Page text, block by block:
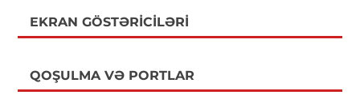
EKRAN GÖSTƏRICILƏRI
QOŞULMA VƏ PORTLAR